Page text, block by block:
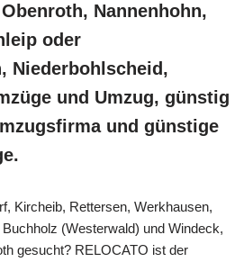
Nannenhohn,
oder
Niederbohlscheid,
und Umzug, günstig
und günstige
Kircheib, Rettersen, Werkhausen,
(Westerwald) und Windeck,
gesucht? RELOCATO ist der